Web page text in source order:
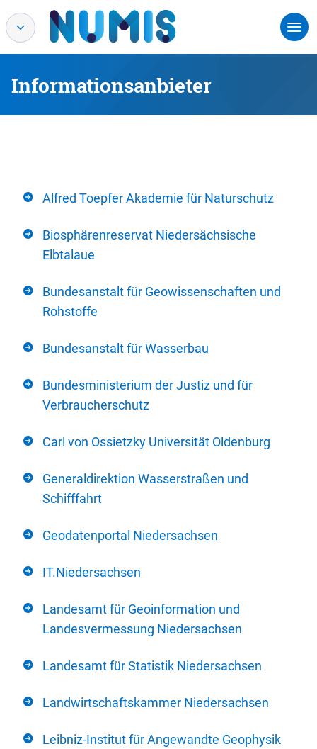
Informationsanbieter
Alfred Toepfer Akademie für Naturschutz
Biosphärenreservat Niedersächsische
Elbtalaue
Bundesanstalt für Geowissenschaften und
Rohstoffe
Bundesanstalt für Wasserbau
Bundesministerium der Justiz und für
Verbraucherschutz
Carl von Ossietzky Universität Oldenburg
Generaldirektion Wasserstraßen und
Schifffahrt
Geodatenportal Niedersachsen
IT.Niedersachsen
Landesamt für Geoinformation und
Landesvermessung Niedersachsen
Landesamt für Statistik Niedersachsen
Landwirtschaftskammer Niedersachsen
Leibniz-Institut für Angewandte Geophysik